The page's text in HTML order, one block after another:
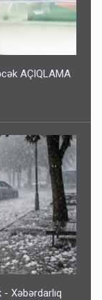
AÇIQLAMA
Xəbərdarlıq